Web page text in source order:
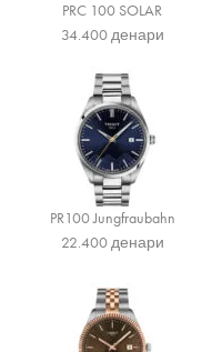
PRC 100 SOLAR
34.400денари
PR100 Jungfraubahn
22.400денари